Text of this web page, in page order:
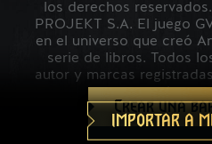
Crear una
IMPORTAR A
los derechos
PROJEKT S.A. El juego
en el universo que creó
serie de libros. Todos
autor y marcas
respectivos